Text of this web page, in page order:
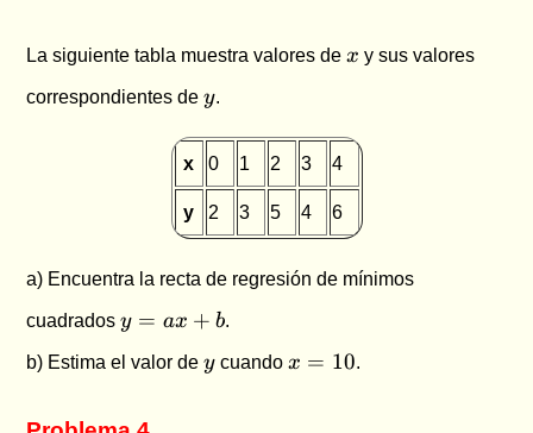
La siguiente tabla muestra valores dex
x y sus valores
correspondientes dey
y.
x 0 1 2 3 4
y 2 3 5 4 6
a) Encuentra la recta de regresión de mínimos
cuadradosy
=
ax
b
y = ax + b.
b) Estima el valor dey
y cuandox
x = 10.